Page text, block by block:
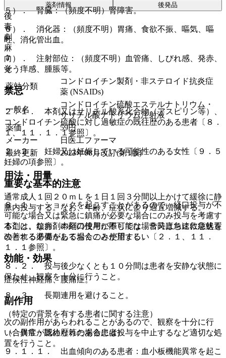
５）． 腎臓：（頻度不明）腎障害。
６）． 消化器：（頻度不明）胃痛、食欲不振、嘔気、嘔
吐、消化管出血。
７）． 注射部位：（頻度不明）血管痛、しびれ感、発赤、
そう痒感、腫脹等。
禁忌
２．１． 本剤又はサリチル酸系化合物（アスピリン等）、
コンドロイチン硫酸に対し過敏症の既往歴のある患者〔８．
１、１１．１．１参照〕。
２．２． 妊婦又は妊娠している可能性のある女性〔９．５
妊婦の項参照〕。
重要な基本的注意
８．１． ショックを起こすことがあるので、経口投与が不
可能な場合又は緊急に鎮痛が必要な場合にのみ投与を考慮す
ること。なお、本剤の使用に際しては、常時直ちに救急処置
のとれる準備をしておくことが望ましい〔２．１、１１．
１．１参照〕。
８．２． 投与後少なくとも１０分間は患者を安静な状態に
保たせ、観察を十分に行うこと。
８．３． 長期連用を避けること。
（特定の背景を有する患者に関する注意）
（合併症・既往歴等のある患者）
９．１．１． 出血傾向のある患者：血小板機能異常を起こ
薬剤情報 後発品
後
毒
劇
麻
向
覚
薬効分類
コンドロイチン製剤・非ステロイド抗炎症
薬 (NSAIDs)
一般名
コンドロイチン硫酸エステルナトリウム・
サリチル酸ナトリウム注射液
薬価
59円
メーカー
日医工ファーマ
最終更新
2023年08月改訂(第1版)
用法・用量
通常成人１回２０ｍＬを１日１回３分間以上かけて緩徐に静
脈内投与する。なお、年齢、症状により適宜増減する。
本剤は、鎮痛剤の経口投与が不可能な場合又は急速に症状を
改善する必要がある場合のみ使用する。
効能・効果
症候性神経痛、腰痛症。
副作用
次の副作用があらわれることがあるので、観察を十分に行
い、異常が認められた場合には投与を中止するなど適切な処
置を行うこと。